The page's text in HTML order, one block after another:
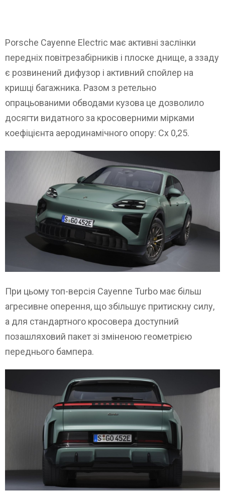
Porsche Cayenne Electric має активні заслінки
передніх повітрезабірників і плоске днище, а ззаду
є розвинений дифузор і активний спойлер на
кришці багажника. Разом з ретельно
опрацьованими обводами кузова це дозволило
досягти видатного за кросоверними мірками
коефіцієнта аеродинамічного опору: Cx 0,25.
При цьому топ-версія Cayenne Turbo має більш
агресивне оперення, що збільшує притискну силу,
а для стандартного кросовера доступний
позашляховий пакет зі зміненою геометрією
переднього бампера.